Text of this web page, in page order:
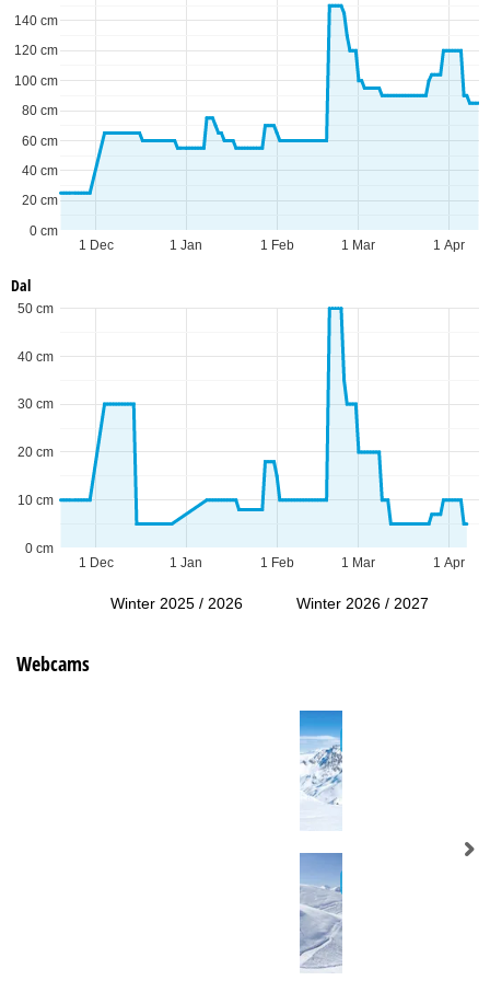
1 Dec 1 Jan 1 Feb 1 Mar 1 Apr
0 cm
20 cm
40 cm
60 cm
80 cm
100 cm
120 cm
140 cm
Dal
1 Dec 1 Jan 1 Feb 1 Mar 1 Apr
0 cm
10 cm
20 cm
30 cm
40 cm
50 cm
Winter 2025 / 2026 Winter 2026 / 2027
Webcams